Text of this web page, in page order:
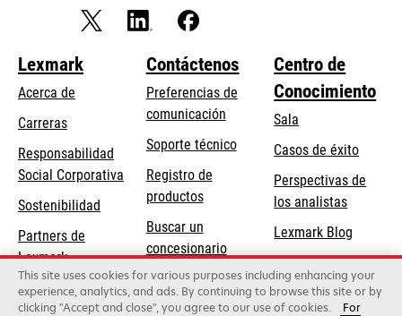
Lexmark
Acerca de
Carreras
Responsabilidad
Social Corporativa opens
new
tab
Sostenibilidad
Partners de
Lexmark
Contáctenos
Preferencias de
comunicación
Soporte técnicoopens
Registro de
productos
Buscar un
concesionario
Centro de
Conocimiento
Sala
Casos de éxito
Perspectivas de
los analistas
Lexmark Blog
Lexmark International, Inc., una empresa de Xerox
This site uses cookies for various purposes including enhancing your
experience, analytics, and ads. By continuing to browse this site or by
clicking "Accept and close", you agree to our use of cookies.
For